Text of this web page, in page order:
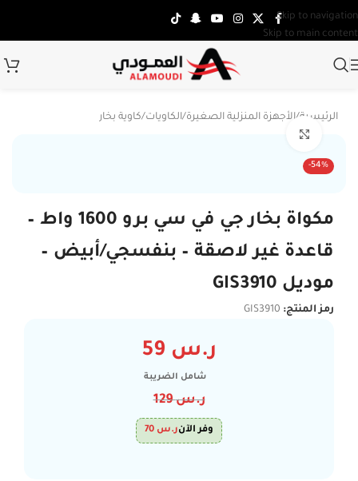
Skip to navigation
Skip to main content
الرئيسية/الأجهزة المنزلية الصغيرة/الكاويات/كاوية بخار
-54%
مكواة بخار جي في سي برو 1600 واط –
قاعدة غير لاصقة – بنفسجي/أبيض –
موديل GIS3910
رمز المنتج: GIS3910
ر.س
شامل الضريبة
ر.س129
وفر الآنر.س